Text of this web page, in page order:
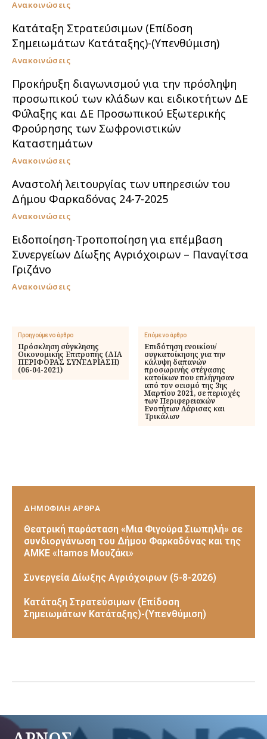
Ανακοινώσεις
Κατάταξη Στρατεύσιμων (Επίδοση
Σημειωμάτων Κατάταξης)-(Υπενθύμιση)
Ανακοινώσεις
Προκήρυξη διαγωνισμού για την πρόσληψη
προσωπικού των κλάδων και ειδικοτήτων ΔΕ
Φύλαξης και ΔΕ Προσωπικού Εξωτερικής
Φρούρησης των Σωφρονιστικών
Καταστημάτων
Ανακοινώσεις
Αναστολή λειτουργίας των υπηρεσιών του
Δήμου Φαρκαδόνας 24-7-2025
Ανακοινώσεις
Ειδοποίηση-Τροποποίηση για επέμβαση
Συνεργείων Δίωξης Αγριόχοιρων – Παναγίτσα
Γριζάνο
Ανακοινώσεις
Προηγούμενο άρθρο
Πρόσκληση σύγκλησης
Οικονομικής Επιτροπής (ΔΙΑ
ΠΕΡΙΦΟΡΑΣ ΣΥΝΕΔΡΙΑΣΗ)
(06-04-2021)
Επόμενο άρθρο
Επιδότηση ενοικίου/
συγκατοίκησης για την
κάλυψη δαπανών
προσωρινής στέγασης
κατοίκων που επλήγησαν
από τον σεισμό της 3ης
Μαρτίου 2021, σε περιοχές
των Περιφερειακών
Ενοτήτων Λάρισας και
Τρικάλων
ΔΗΜΟΦΙΛΗ ΑΡΘΡΑ
Θεατρική παράσταση «Μια Φιγούρα Σιωπηλή» σε
συνδιοργάνωση του Δήμου Φαρκαδόνας και της
ΑΜΚΕ «Itamos Μουζάκι»
Συνεργεία Δίωξης Αγριόχοιρων (5-8-2026)
Κατάταξη Στρατεύσιμων (Επίδοση
Σημειωμάτων Κατάταξης)-(Υπενθύμιση)